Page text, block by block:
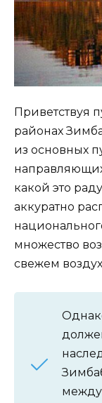
Приветствуя
районах
из основных
какой это
аккуратно
множество
свежем